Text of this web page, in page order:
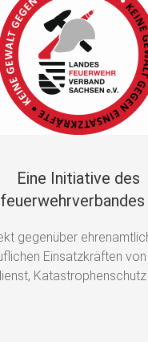
Eine Initiative des
gegenüber
Einsatzkräften von
Katastrophenschutz